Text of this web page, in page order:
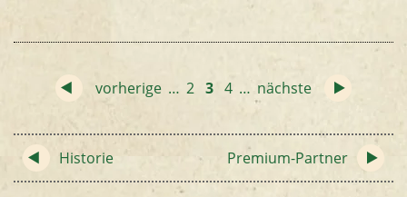
vorherige … 2 3 4 … nächste
Historie Premium-Partner